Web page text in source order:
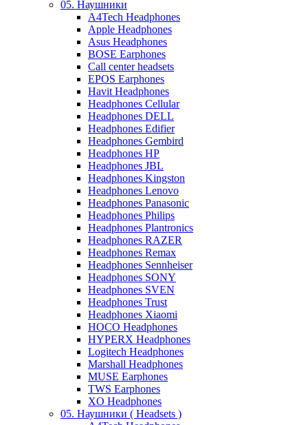
05. Наушники
A4Tech Headphones
Apple Headphones
Asus Headphones
BOSE Earphones
Call center headsets
EPOS Earphones
Havit Headphones
Headphones Cellular
Headphones DELL
Headphones Edifier
Headphones Gembird
Headphones HP
Headphones JBL
Headphones Kingston
Headphones Lenovo
Headphones Panasonic
Headphones Philips
Headphones Plantronics
Headphones RAZER
Headphones Remax
Headphones Sennheiser
Headphones SONY
Headphones SVEN
Headphones Trust
Headphones Xiaomi
HOCO Headphones
HYPERX Headphones
Logitech Headphones
Marshall Headphones
MUSE Earphones
TWS Earphones
XO Headphones
05. Наушники ( Headsets )